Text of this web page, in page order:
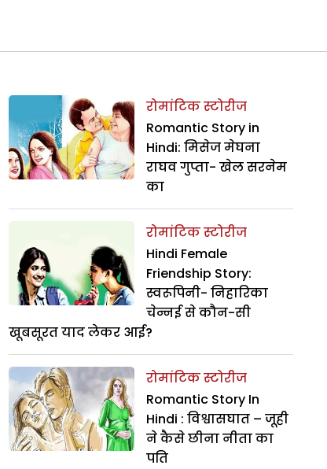
रोमांटिक स्टोरीज
Romantic Story in
Hindi: मिसेज मेघना
राघव गुप्ता- खेल सरनेम
का
रोमांटिक स्टोरीज
Hindi Female
Friendship Story:
स्वरूपिनी- निहारिका
चेन्नई से कौन-सी
खूबसूरत याद लेकर आई?
रोमांटिक स्टोरीज
Romantic Story In
Hindi : विश्वासघात – जूही
ने कैसे छीना नीता का
पति